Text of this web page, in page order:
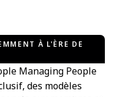
À L'ÈRE DE
Managing People
des modèles